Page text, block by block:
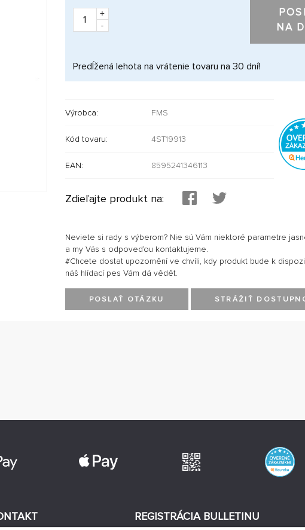
+
-
NA
Predĺžená lehota na vrátenie tovaru na 30 dní!
Výrobca: FMS
Kód tovaru: 4ST19913
EAN: 8595241346113
Zdieľajte produkt na:
Neviete si rady s výberom? Nie sú Vám niektoré parametre
a my Vás s odpoveďou kontaktujeme.
#Chcete dostat upozornění ve chvíli, kdy produkt bude k
náš hlídací pes Vám dá vědět.
POSLAŤ OTÁZKU STRÁŽIŤ
REGISTRÁCIA BULLETINU